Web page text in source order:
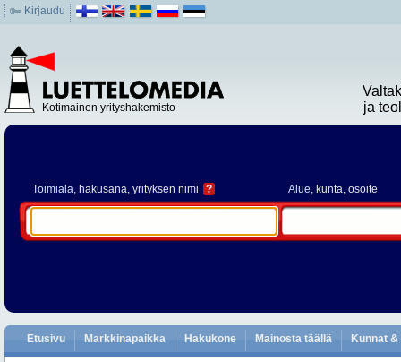
Kirjaudu
Kotimainen yrityshakemisto
ja
Toimiala, hakusana, yrityksen nimi ? Alue, kunta, osoite
Etusivu Markkinapaikka Hakukone Mainosta täällä Kunnat